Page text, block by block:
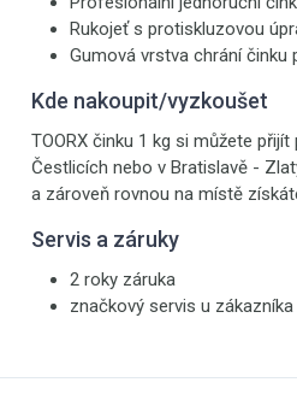
Rukojeť s protiskluzovou
Gumová vrstva chrání činku
Kde nakoupit/vyzkoušet
TOORX činku 1 kg si můžete
Čestlicích nebo v Bratislavě -
a zároveň rovnou na místě
Servis a záruky
2 roky záruka
značkový servis u zákazníka